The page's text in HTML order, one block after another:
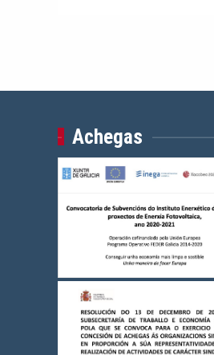
Achegas